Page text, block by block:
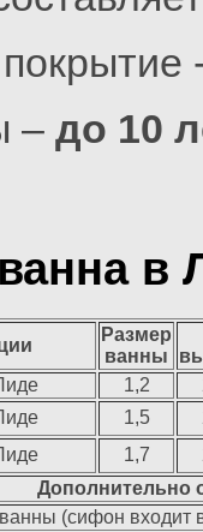
– до 10
в
Размер
ванны
1,2
1,5
1,7
Дополнительно
(сифон входит